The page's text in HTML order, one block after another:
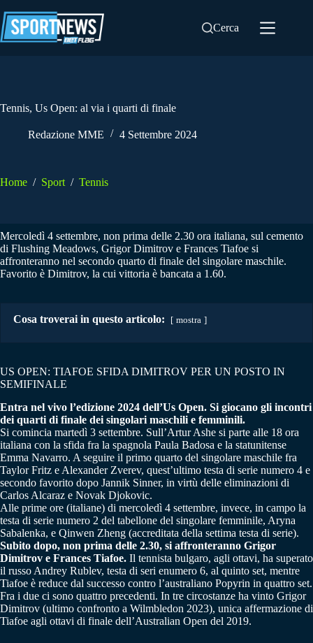
al
contenuto
Cerca
Tennis, Us Open: al via i quarti di finale
Redazione MME 4 Settembre 2024
Home / Sport / Tennis
Mercoledì 4 settembre, non prima delle 2.30 ora italiana, sul cemento
di Flushing Meadows, Grigor Dimitrov e Frances Tiafoe si
affronteranno nel secondo quarto di finale del singolare maschile.
Favorito è Dimitrov, la cui vittoria è bancata a 1.60.
Cosa troverai in questo articolo: mostra
US OPEN: TIAFOE SFIDA DIMITROV PER UN POSTO IN
SEMIFINALE
Entra nel vivo l’edizione 2024 dell’Us Open. Si giocano gli incontri
dei quarti di finale dei singolari maschili e femminili.
Si comincia martedì 3 settembre. Sull’Artur Ashe si parte alle 18 ora
italiana con la sfida fra la spagnola Paula Badosa e la statunitense
Emma Navarro. A seguire il primo quarto del singolare maschile fra
Taylor Fritz e Alexander Zverev, quest’ultimo testa di serie numero 4 e
secondo favorito dopo Jannik Sinner, in virtù delle eliminazioni di
Carlos Alcaraz e Novak Djokovic.
Alle prime ore (italiane) di mercoledì 4 settembre, invece, in campo la
testa di serie numero 2 del tabellone del singolare femminile, Aryna
Sabalenka, e Qinwen Zheng (accreditata della settima testa di serie).
Subito dopo, non prima delle 2.30, si affronteranno Grigor
Dimitrov e Frances Tiafoe. Il tennista bulgaro, agli ottavi, ha superato
il russo Andrey Rublev, testa di seri enumero 6, al quinto set, mentre
Tiafoe è reduce dal successo contro l’australiano Popyrin in quattro set.
Fra i due ci sono quattro precedenti. In tre circostanze ha vinto Grigor
Dimitrov (ultimo confronto a Wilmbledon 2023), unica affermazione di
Tiafoe agli ottavi di finale dell’Australian Open del 2019.